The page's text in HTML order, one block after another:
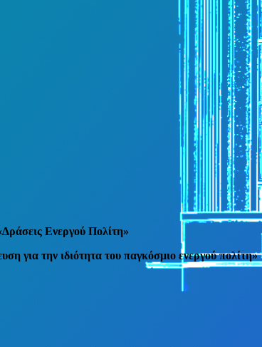
Ενεργού Πολίτη»
για την ιδιότητα του παγκόσμιο ενεργού πολίτη»